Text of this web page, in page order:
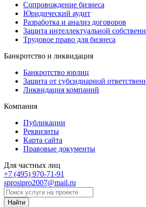
Сопровождение бизнеса
Юридический аудит
Разработка и анализ договоров
Защита интеллектуальной
Трудовое право для бизнеса
Банкротство и ликвидация
Банкротство юрлиц
Защита от субсидиарной
Ликвидация компаний
Компания
Публикации
Реквизиты
Карта сайта
Правовые документы
Для частных лиц
+7 (495) 970-71-91
sprosipro2007@mail.ru
Найти